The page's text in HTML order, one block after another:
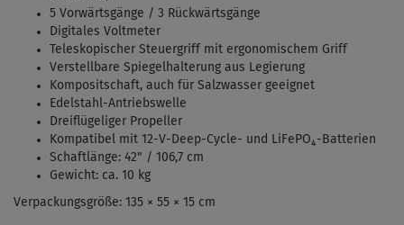
5 Vorwärtsgänge / 3 Rückwärtsgänge
Digitales Voltmeter
Teleskopischer Steuergriff mit ergonomischem Griff
Verstellbare Spiegelhalterung aus Legierung
Kompositschaft, auch für Salzwasser geeignet
Edelstahl-Antriebswelle
Dreiflügeliger Propeller
Kompatibel mit 12-V-Deep-Cycle- und LiFePO₄-Batterien
Schaftlänge: 42" / 106,7 cm
Gewicht: ca. 10 kg
Verpackungsgröße: 135 × 55 × 15 cm